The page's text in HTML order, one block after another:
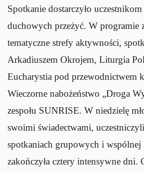
Spotkanie dostarczyło
duchowych przeżyć. W programie
tematyczne strefy aktywności,
Arkadiuszem Okrojem, Liturgia
Eucharystia pod przewodnictwem
Wieczorne nabożeństwo „Droga
zespołu SUNRISE. W niedzielę
swoimi świadectwami,
spotkaniach grupowych i wspólnej
zakończyła cztery intensywne dni.